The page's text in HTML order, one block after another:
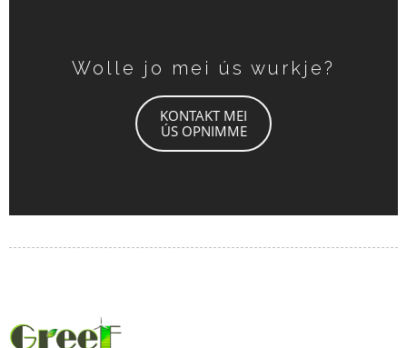
Wolle jo mei ús wurkje?
KONTAKT MEI
ÚS OPNIMME